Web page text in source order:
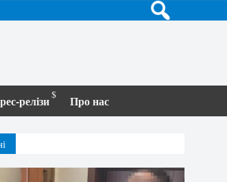
релізи Про нас